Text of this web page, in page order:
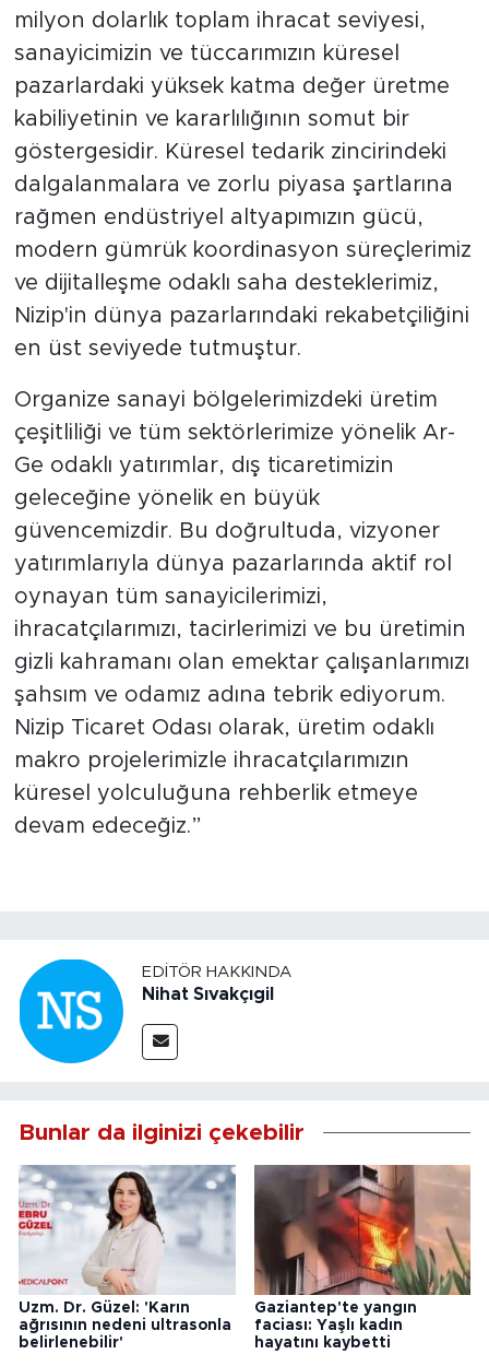
milyon dolarlık toplam ihracat seviyesi,
sanayicimizin ve tüccarımızın küresel
pazarlardaki yüksek katma değer üretme
kabiliyetinin ve kararlılığının somut bir
göstergesidir. Küresel tedarik zincirindeki
dalgalanmalara ve zorlu piyasa şartlarına
rağmen endüstriyel altyapımızın gücü,
modern gümrük koordinasyon süreçlerimiz
ve dijitalleşme odaklı saha desteklerimiz,
Nizip'in dünya pazarlarındaki rekabetçiliğini
en üst seviyede tutmuştur.
Organize sanayi bölgelerimizdeki üretim
çeşitliliği ve tüm sektörlerimize yönelik Ar-
Ge odaklı yatırımlar, dış ticaretimizin
geleceğine yönelik en büyük
güvencemizdir. Bu doğrultuda, vizyoner
yatırımlarıyla dünya pazarlarında aktif rol
oynayan tüm sanayicilerimizi,
ihracatçılarımızı, tacirlerimizi ve bu üretimin
gizli kahramanı olan emektar çalışanlarımızı
şahsım ve odamız adına tebrik ediyorum.
Nizip Ticaret Odası olarak, üretim odaklı
makro projelerimizle ihracatçılarımızın
küresel yolculuğuna rehberlik etmeye
devam edeceğiz.”
EDITÖR HAKKINDA
Nihat Sıvakçıgil
Bunlar da ilginizi çekebilir
Uzm. Dr. Güzel: 'Karın
ağrısının nedeni ultrasonla
belirlenebilir'
Gaziantep'te yangın
faciası: Yaşlı kadın
hayatını kaybetti